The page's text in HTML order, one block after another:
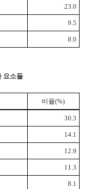
23.0
9.5
8.0
요소들
비율(%)
30.3
14.1
12.9
11.3
8.1